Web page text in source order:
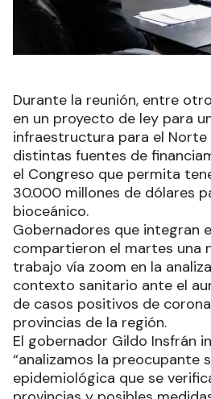
Durante la reunión, entre
en un proyecto de ley para
infraestructura para el Norte
distintas fuentes de
el Congreso que permita
30.000 millones de dólares
bioceánico.
Gobernadores que integran
compartieron el martes una
trabajo vía zoom en la
contexto sanitario ante el
de casos positivos de
provincias de la región.
El gobernador Gildo Insfrán
“analizamos la preocupante
epidemiológica que se